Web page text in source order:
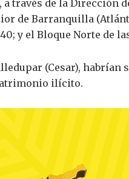
través de la Dirección
de Barranquilla
y el Bloque Norte de
(Cesar), habrían
ilícito.